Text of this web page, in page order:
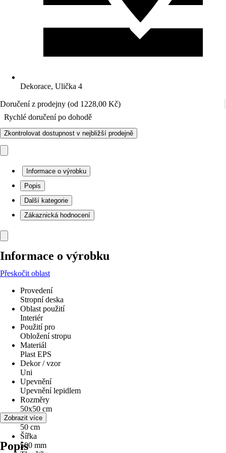
Dekorace, Ulička 4
Doručení z prodejny (od 1228,00 Kč)
Rychlé doručení po dohodě
Zkontrolovat dostupnost v nejbližší prodejně
Informace o výrobku
Popis
Další kategorie
Zákaznická hodnocení
Informace o výrobku
Přeskočit oblast
Provedení
Stropní deska
Oblast použití
Interiér
Použití pro
Obložení stropu
Materiál
Plast EPS
Dekor / vzor
Uni
Upevnění
Upevnění lepidlem
Rozměry
50x50 cm
Výška
50 cm
Šířka
500 mm
Zobrazit více
Popis